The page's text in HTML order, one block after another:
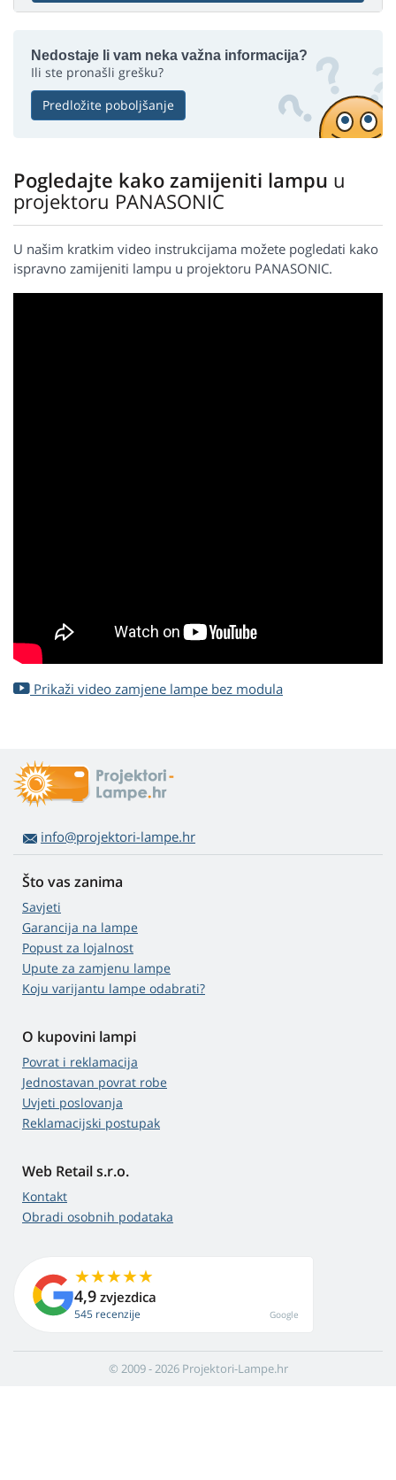
Nedostaje li vam neka važna informacija?
Ili ste pronašli grešku?
Predložite poboljšanje
Pogledajte kako zamijeniti lampu u
projektoru PANASONIC
U našim kratkim video instrukcijama možete pogledati kako
ispravno zamijeniti lampu u projektoru PANASONIC.
Prikaži video zamjene lampe bez modula
info@projektori-lampe.hr
Što vas zanima
Savjeti
Garancija na lampe
Popust za lojalnost
Upute za zamjenu lampe
Koju varijantu lampe odabrati?
O kupovini lampi
Povrat i reklamacija
Jednostavan povrat robe
Uvjeti poslovanja
Reklamacijski postupak
Web Retail s.r.o.
Kontakt
Obradi osobnih podataka
4,9 zvjezdica
545 recenzije Google
© 2009 - 2026 Projektori-Lampe.hr